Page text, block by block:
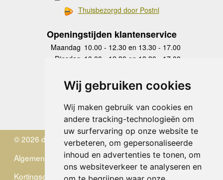
Wij gebruiken cookies
Wij maken gebruik van cookies en
andere tracking-technologieën om
uw surfervaring op onze website te
verbeteren, om gepersonaliseerde
inhoud en advertenties te tonen, om
ons websiteverkeer te analyseren en
Thuisbezorgd door Postnl
Openingstijden klantenservice
Maandag 10.00 - 12.30 en 13.30 - 17.00
Dinsdag 10.00 - 12.30 en 13.30 - 17.00
Donderdag
10.00 - 12.30 en 13.30 - 17.00
Vrijdag 10.00 - 12.30 en 13.30 - 17.00
Zaterdag
gesloten
Zondag gesloten
© 2026 de Zwerver
Algemene Voorwaarden
Kortingscode